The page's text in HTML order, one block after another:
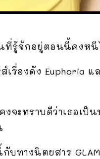
ที่รู้จักอยู่ตอนนี้คงหนี
รื่องดัง Euphoria แ
จะทราบดีว่าเธอเ
บทางนิตยสาร